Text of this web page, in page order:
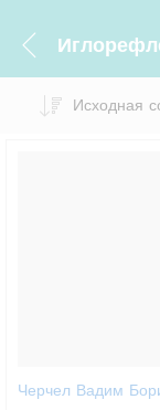
Исходная
Черчел Вадим